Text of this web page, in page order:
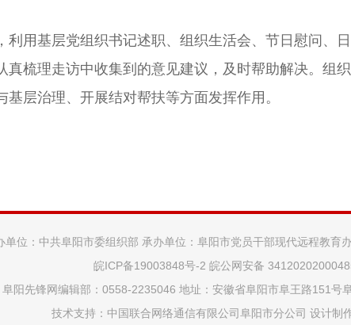
利用基层党组织书记述职、组织生活会、节日慰问、
梳理走访中收集到的意见建议，及时帮助解决。组
层治理、开展结对帮扶等方面发挥作用。
单位：中共阜阳市委组织部 承办单位：阜阳市党员干部现代远程教育
皖ICP备19003848号-2 皖公网安备
阜阳先锋网编辑部：0558-2235046 地址：安徽省阜阳市阜王路151号
技术支持：中国联合网络通信有限公司阜阳市分公司 设计制